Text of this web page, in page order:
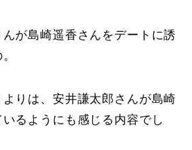
が島崎遥香さんをデートに誘
りは、 安井謙太郎さんが島崎
るようにも感じる内容でし